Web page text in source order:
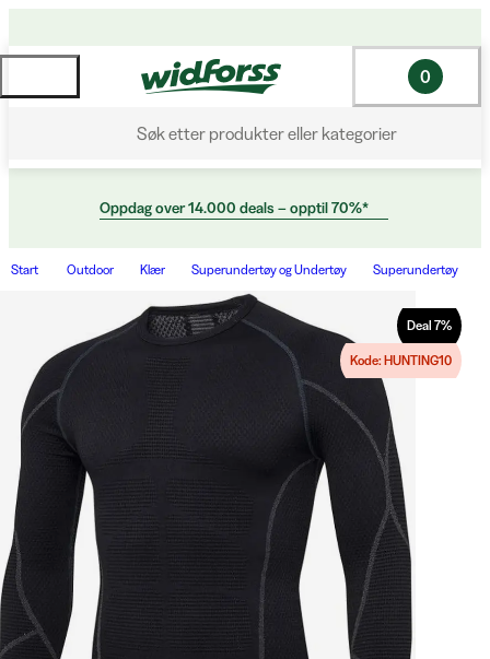
Søk etter produkter eller kategorier
0
Oppdag over 14.000 deals – opptil 70%*
Start Outdoor Klær Superundertøy og Undertøy Superundertøy
Deal 7%
Kode: HUNTING10